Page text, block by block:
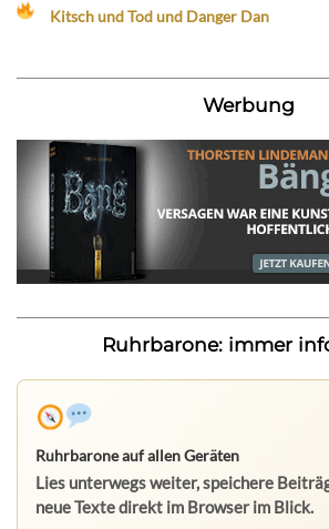
Kitsch und Tod und Danger Dan
Werbung
Ruhrbarone: immer
Ruhrbarone auf allen Geräten
Lies unterwegs weiter, speichere
neue Texte direkt im Browser im Blick.